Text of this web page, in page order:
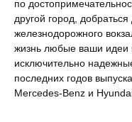
по
другой город,
железнодорожного
жизнь любые ваши идеи
исключительно
последних годов
Mercedes-Benz и